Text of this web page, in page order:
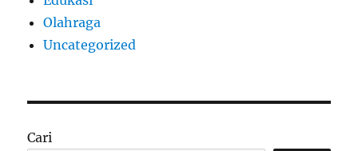
Olahraga
Uncategorized
Cari